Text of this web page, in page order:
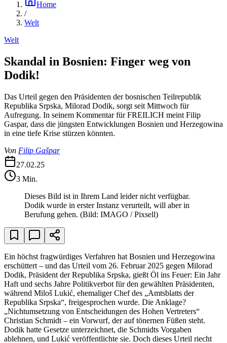
Home
/
Welt
Welt
Skandal in Bosnien: Finger weg von
Dodik!
Das Urteil gegen den Präsidenten der bosnischen Teilrepublik
Republika Srpska, Milorad Dodik, sorgt seit Mittwoch für
Aufregung. In seinem Kommentar für FREILICH meint Filip
Gaspar, dass die jüngsten Entwicklungen Bosnien und Herzegowina
in eine tiefe Krise stürzen könnten.
Von Filip Gašpar
27.02.25
3 Min.
Dieses Bild ist in Ihrem Land leider nicht verfügbar.
Dodik wurde in erster Instanz verurteilt, will aber in
Berufung gehen. (Bild: IMAGO / Pixsell)
Ein höchst fragwürdiges Verfahren hat Bosnien und Herzegowina
erschüttert – und das Urteil vom 26. Februar 2025 gegen Milorad
Dodik, Präsident der Republika Srpska, gießt Öl ins Feuer: Ein Jahr
Haft und sechs Jahre Politikverbot für den gewählten Präsidenten,
während Miloš Lukić, ehemaliger Chef des „Amtsblatts der
Republika Srpska“, freigesprochen wurde. Die Anklage?
„Nichtumsetzung von Entscheidungen des Hohen Vertreters“
Christian Schmidt – ein Vorwurf, der auf tönernen Füßen steht.
Dodik hatte Gesetze unterzeichnet, die Schmidts Vorgaben
ablehnen, und Lukić veröffentlichte sie. Doch dieses Urteil riecht